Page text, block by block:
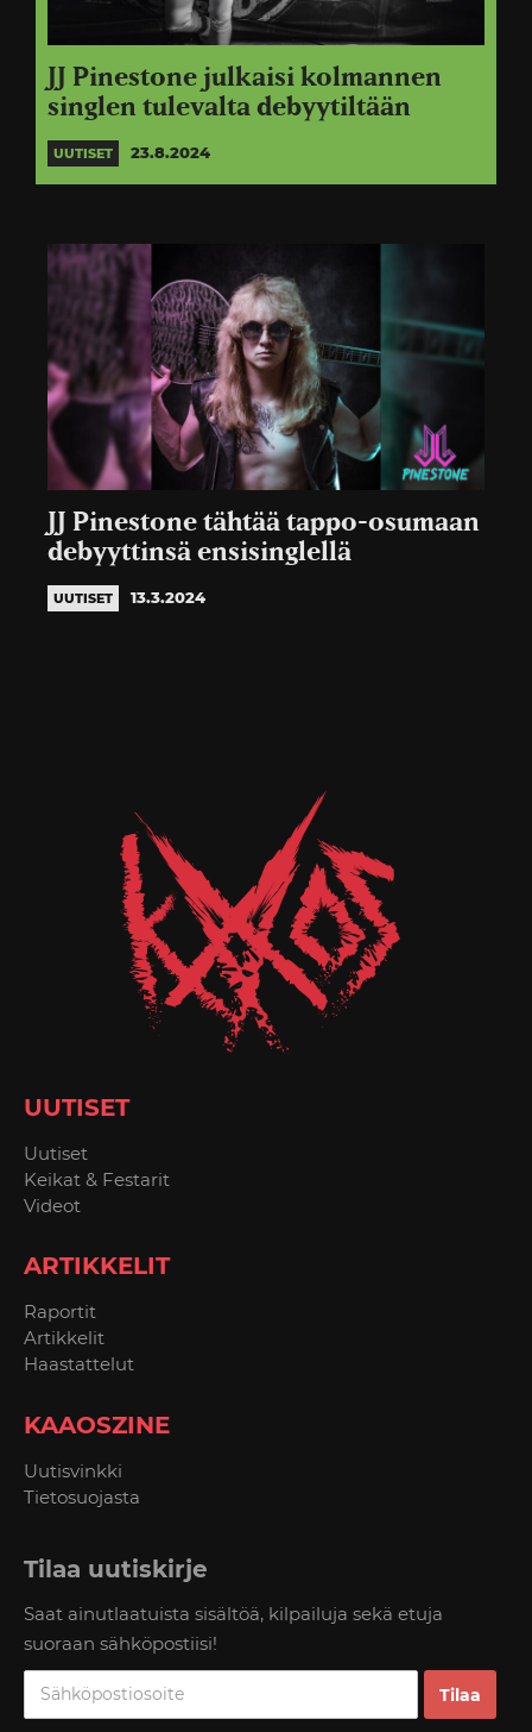
JJ Pinestone julkaisi kolmannen
singlen tulevalta debyytiltään
UUTISET 23.8.2024
JJ Pinestone tähtää tappo-osumaan
debyyttinsä ensisinglellä
UUTISET 13.3.2024
UUTISET
Uutiset
Keikat & Festarit
Videot
ARTIKKELIT
Raportit
Artikkelit
Haastattelut
KAAOSZINE
Uutisvinkki
Tietosuojasta
Tilaa uutiskirje
Saat ainutlaatuista sisältöä, kilpailuja sekä etuja
suoraan sähköpostiisi!